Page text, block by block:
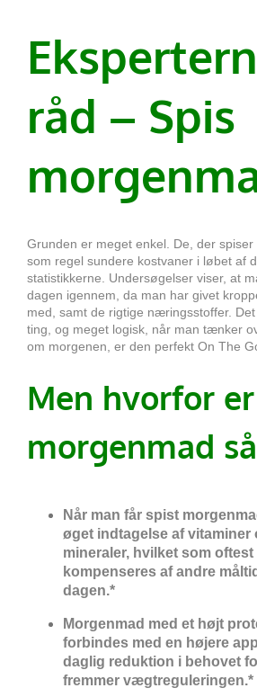
råd – Spis
Grunden er meget enkel. De, der
som regel sundere kostvaner i løbet af
statistikkerne. Undersøgelser viser, at
dagen igennem, da man har givet
med, samt de rigtige næringsstoffer.
ting, og meget logisk, når man tænker
om morgenen, er den perfekt On The
Men hvorfor
morgenmad
Når man får spist
øget indtagelse af vitaminer
mineraler, hvilket som oftest
kompenseres af andre
dagen.*
Morgenmad med et højt
forbindes med en højere
daglig reduktion i behovet
fremmer vægtreguleringen.*